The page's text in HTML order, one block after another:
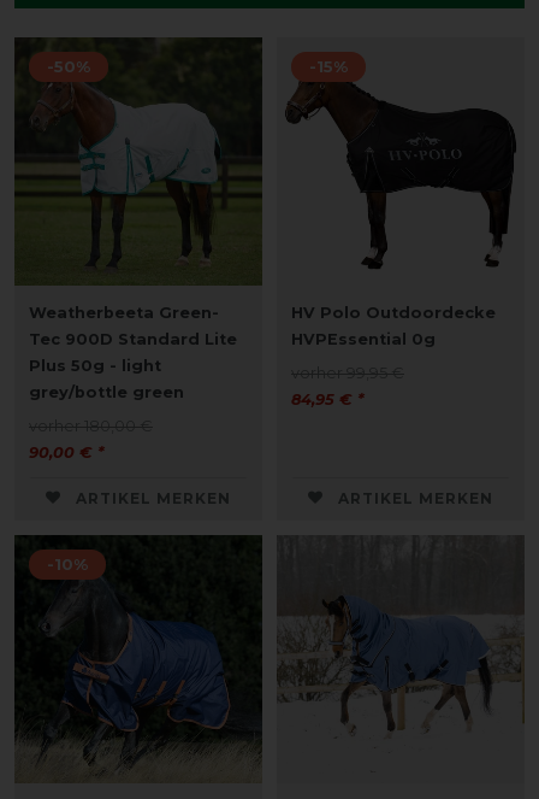
-50%
Weatherbeeta Green-
Tec 900D Standard Lite
Plus 50g - light
grey/bottle green
90,00 € *
ARTIKEL MERKEN
-15%
HV Polo Outdoordecke
HVPEssential 0g
84,95 € *
ARTIKEL MERKEN
-10%